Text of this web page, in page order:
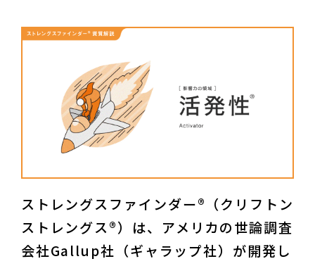
ストレングスファインダー®（クリフトン
ストレングス®）は、アメリカの世論調査
会社Gallup社（ギャラップ社）が開発し